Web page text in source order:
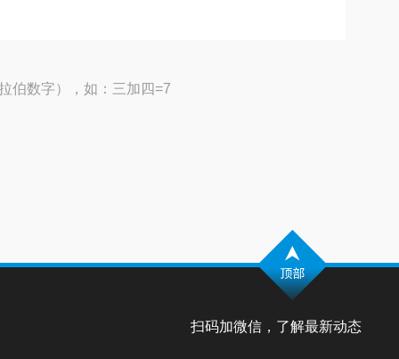
伯数字），如：三加四=7
扫码加微信，了解最新动态